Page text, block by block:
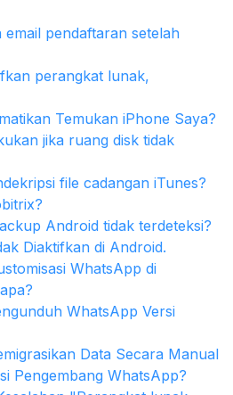
email pendaftaran setelah
perangkat lunak,
Temukan iPhone Saya?
jika ruang disk tidak
file cadangan iTunes?
Android tidak terdeteksi?
Diaktifkan di Android.
WhatsApp di
WhatsApp Versi
Data Secara Manual
Pengembang WhatsApp?